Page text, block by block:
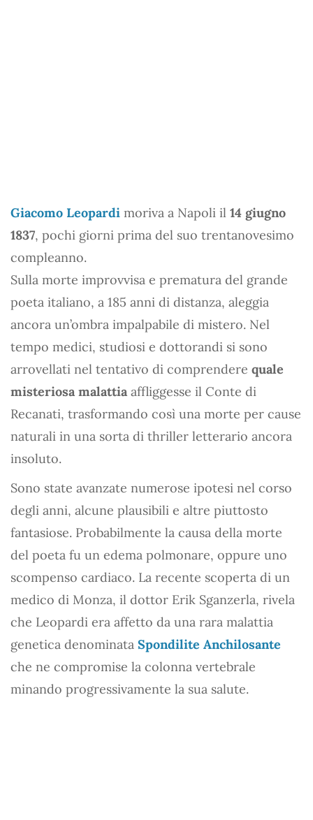
Giacomo Leopardi moriva a Napoli il 14 giugno
1837, pochi giorni prima del suo trentanovesimo
compleanno.
Sulla morte improvvisa e prematura del grande
poeta italiano, a 185 anni di distanza, aleggia
ancora un’ombra impalpabile di mistero. Nel
tempo medici, studiosi e dottorandi si sono
arrovellati nel tentativo di comprendere quale
misteriosa malattia affliggesse il Conte di
Recanati, trasformando così una morte per cause
naturali in una sorta di thriller letterario ancora
insoluto.
Sono state avanzate numerose ipotesi nel corso
degli anni, alcune plausibili e altre piuttosto
fantasiose. Probabilmente la causa della morte
del poeta fu un edema polmonare, oppure uno
scompenso cardiaco. La recente scoperta di un
medico di Monza, il dottor Erik Sganzerla, rivela
che Leopardi era affetto da una rara malattia
genetica denominata Spondilite Anchilosante
che ne compromise la colonna vertebrale
minando progressivamente la sua salute.